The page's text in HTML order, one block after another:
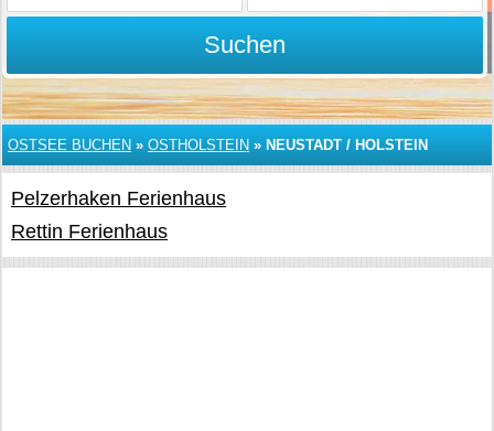
Suchen
OSTSEE BUCHEN » OSTHOLSTEIN » NEUSTADT / HOLSTEIN
Pelzerhaken Ferienhaus
Rettin Ferienhaus